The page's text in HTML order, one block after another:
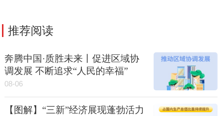
推荐阅读
奔腾中国·质胜未来丨促进区域协
调发展 不断追求“人民的幸福”
08-06
【图解】“三新”经济展现蓬勃活力